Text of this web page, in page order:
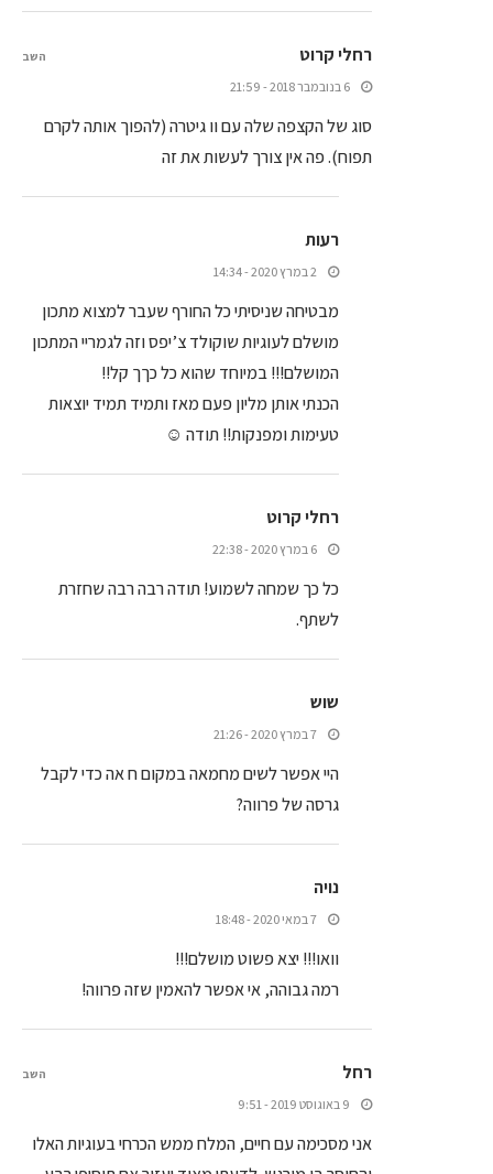
רחלי קרוט
6 בנובמבר 2018 - 21:59
סוג של הקצפה שלה עם וו גיטרה (להפוך אותה לקרם
תפוח). פה אין צורך לעשות את זה
השב
רעות
2 במרץ 2020 - 14:34
מבטיחה שניסיתי כל החורף שעבר למצוא מתכון
מושלם לעוגיות שוקולד צ’יפס וזה לגמריי המתכון
המושלם!!! במיוחד שהוא כל כךך קל!!
הכנתי אותן מליון פעם מאז ותמיד תמיד יוצאות
טעימות ומפנקות!! תודה ☺
רחלי קרוט
6 במרץ 2020 - 22:38
כל כך שמחה לשמוע! תודה רבה רבה שחזרת
לשתף.
שוש
7 במרץ 2020 - 21:26
היי אפשר לשים מחמאה במקום ח אה כדי לקבל
גרסה של פרווה?
נויה
7 במאי 2020 - 18:48
וואו!!! יצא פשוט מושלם!!!
רמה גבוהה, אי אפשר להאמין שזה פרווה!
רחל
9 באוגוסט 2019 - 9:51
אני מסכימה עם חיים, המלח ממש הכרחי בעוגיות האלו
השב